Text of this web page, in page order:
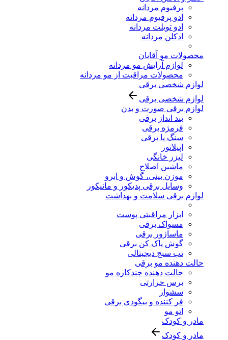
پرفیوم مردانه
ادو پرفیوم مردانه
ادو تویلت مردانه
ادکلن مردانه
محصولات مو آقایان
لوازم آرایش مو مردانه
محصولات مراقبت از مو مردانه
لوازم شخصی برقی
لوازم شخصی برقی
لوازم برقی صورت و بدن
بند انداز برقی
فرمژه برقی
سنگ پا برقی
اپیلاتور
لیزر خانگی
ماشین اصلاح
موزن بینی، گوش و ابرو
وسایل برقی پدیکور و مانیکور
لوازم برقی سلامت و بهداشت
ابزار مراقبتی پوست
مسواک برقی
ماساژور برقی
گوش پاک کن برقی
تب سنج دیجیتالی
حالت دهنده مو برقی
حالت دهنده چندکاره مو
برس حرارتی
سشوار
فر کننده و بیگودی برقی
اتو مو
مادر و کودک
مادر و کودک